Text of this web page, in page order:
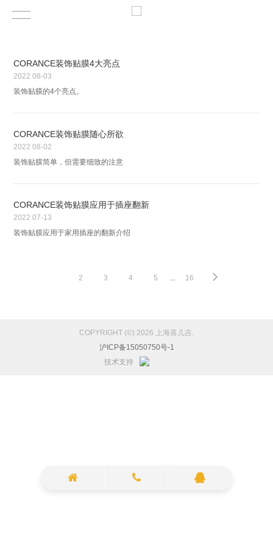
CORANCE装饰贴膜4大亮点
2022 08-03
装饰贴膜的4个亮点。
CORANCE装饰贴膜随心所欲
2022 08-02
装饰贴膜简单，但需要细致的注意
CORANCE装饰贴膜应用于插座翻新
2022 07-13
装饰贴膜应用于家用插座的翻新介绍
2 3 4 5 ... 16
COPYRIGHT (©) 2026 上海喜儿吉.
沪ICP备15050750号-1
技术支持